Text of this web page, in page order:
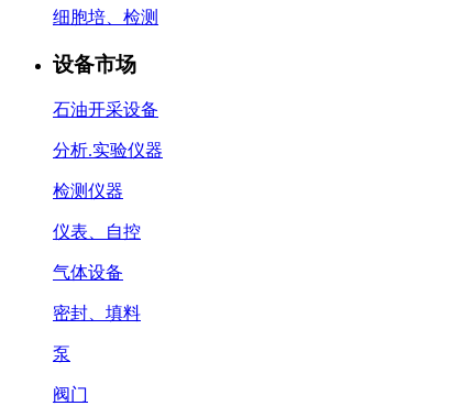
细胞培、检测
设备市场
石油开采设备
分析.实验仪器
检测仪器
仪表、自控
气体设备
密封、填料
泵
阀门